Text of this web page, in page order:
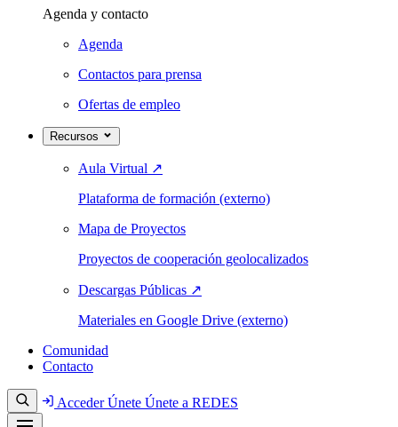
Agenda y contacto
Agenda
Contactos para prensa
Ofertas de empleo
Recursos
Aula Virtual ↗
Plataforma de formación (externo)
Mapa de Proyectos
Proyectos de cooperación geolocalizados
Descargas Públicas ↗
Materiales en Google Drive (externo)
Comunidad
Contacto
AccederÚnete Únete a REDES